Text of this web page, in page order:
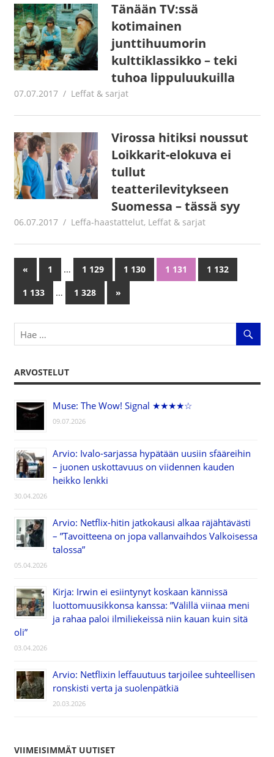
Tänään TV:ssä
kotimainen
junttihuumorin
kulttiklassikko – teki
tuhoa lippuluukuilla
07.07.2017 Jouni Hirn
Leffat & sarjat
Virossa hitiksi noussut
Loikkarit-elokuva ei
tullut
teatterilevitykseen
Suomessa – tässä syy
06.07.2017 Jouni Hirn
Leffa-haastattelut, Leffat & sarjat
Artikkelien
selaus
« Previous
Posts
1 … 1 129 1 130 1 131
1 132
1 133
… 1 328
Next
Posts
»
ARVOSTELUT
Muse: The Wow! Signal ★★★★☆
09.07.2026
Arvio: Ivalo-sarjassa hypätään uusiin sfääreihin
– juonen uskottavuus on viidennen kauden
heikko lenkki
30.04.2026
Arvio: Netflix-hitin jatkokausi alkaa räjähtävästi
– ”Tavoitteena on jopa vallanvaihdos Valkoisessa
talossa”
05.04.2026
Kirja: Irwin ei esiintynyt koskaan kännissä
luottomuusikkonsa kanssa: ”Välillä viinaa meni
ja rahaa paloi ilmiliekeissä niin kauan kuin sitä
oli”
03.04.2026
Arvio: Netflixin leffauutuus tarjoilee suhteellisen
ronskisti verta ja suolenpätkiä
20.03.2026
VIIMEISIMMÄT UUTISET